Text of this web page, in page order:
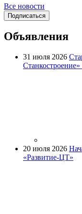
Все новости
Подписаться
Объявления
31 июля 2026
20 июля 2026
«Развитие-ЦТ»